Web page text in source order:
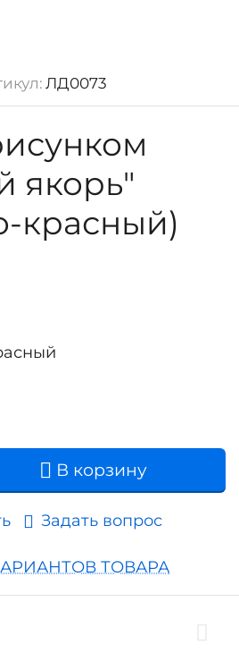
ЛД0073
якорь"
красный)
В корзину
Задать вопрос
ТОВАРА